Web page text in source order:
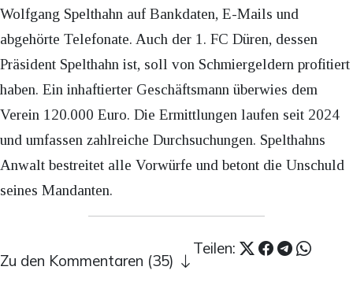
Wolfgang Spelthahn auf Bankdaten, E-Mails und
abgehörte Telefonate. Auch der 1. FC Düren, dessen
Präsident Spelthahn ist, soll von Schmiergeldern profitiert
haben. Ein inhaftierter Geschäftsmann überwies dem
Verein 120.000 Euro. Die Ermittlungen laufen seit 2024
und umfassen zahlreiche Durchsuchungen. Spelthahns
Anwalt bestreitet alle Vorwürfe und betont die Unschuld
seines Mandanten.
Teilen:
Zu den Kommentaren (35)